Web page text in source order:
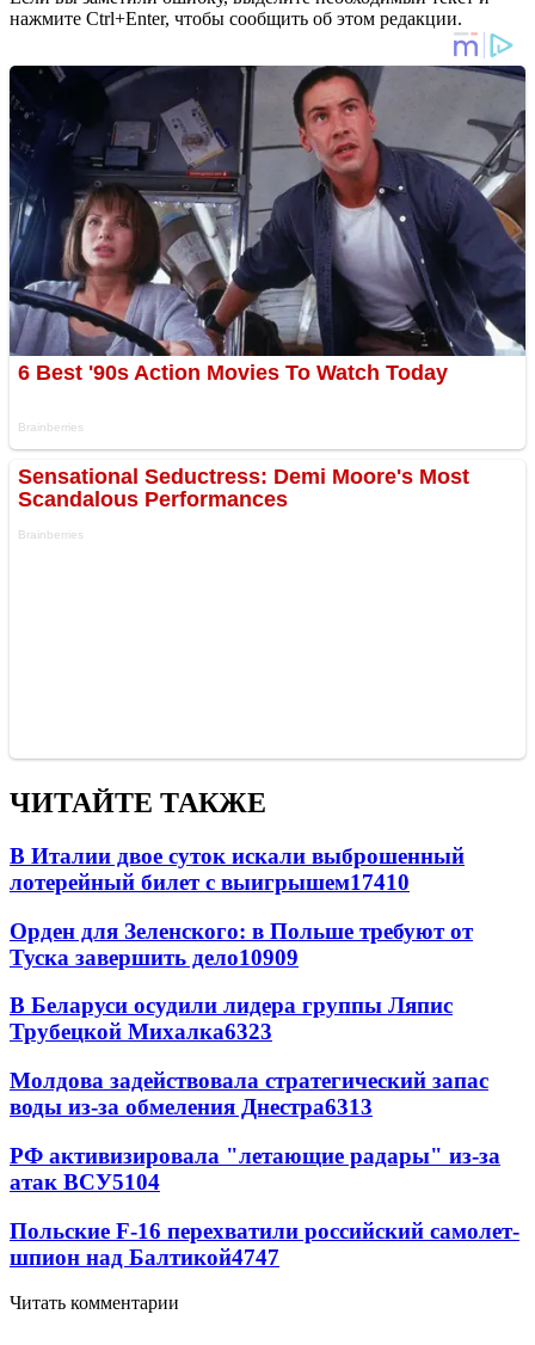
нажмите Ctrl+Enter, чтобы сообщить об этом редакции.
ЧИТАЙТЕ ТАКЖЕ
В Италии двое суток искали выброшенный
лотерейный билет с выигрышем17410
Орден для Зеленского: в Польше требуют от
Туска завершить дело10909
В Беларуси осудили лидера группы Ляпис
Трубецкой Михалка6323
Молдова задействовала стратегический запас
воды из-за обмеления Днестра6313
РФ активизировала "летающие радары" из-за
атак ВСУ5104
Польские F-16 перехватили российский самолет-
шпион над Балтикой4747
Читать комментарии